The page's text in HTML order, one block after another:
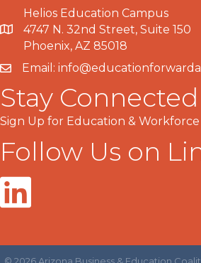
Map
Helios Education Campus
4747 N. 32nd Street, Suite 150
Phoenix, AZ 85018
emailEmail:
Stay Connected
Sign Up for Education &
Follow Us on